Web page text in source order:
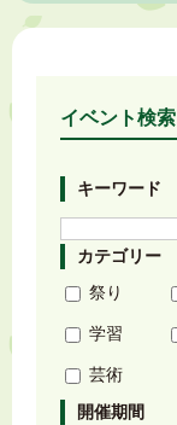
イベント検索
キーワード
カテゴリー
祭り
学習
芸術
開催期間